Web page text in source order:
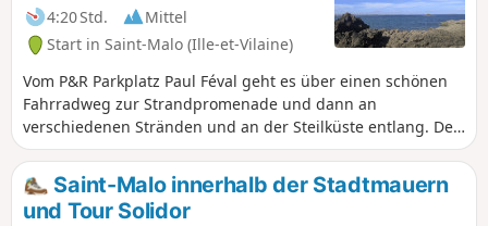
4:20 Std.
Mittel
Start in Saint-Malo (Ille-et-Vilaine)
Vom P&R Parkplatz Paul Féval geht es über einen schönen
Fahrradweg zur Strandpromenade und dann an
verschiedenen Stränden und an der Steilküste entlang. Der
Rückweg erfolgt überwiegend durch schöne Viertel der
Stadt Saint-Malo.
Saint-Malo innerhalb der Stadtmauern
und Tour Solidor